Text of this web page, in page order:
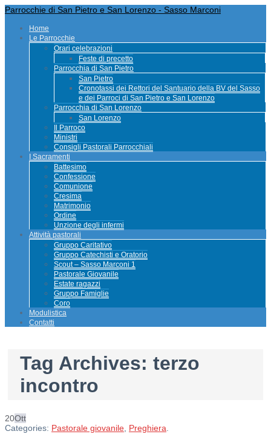
Parrocchie di San Pietro e San Lorenzo - Sasso Marconi
Home
Le Parrocchie
Orari celebrazioni
Feste di precetto
Parrocchia di San Pietro
San Pietro
Cronotassi dei Rettori del Santuario della BV del Sasso
e dei Parroci di San Pietro e San Lorenzo
Parrocchia di San Lorenzo
San Lorenzo
Il Parroco
Ministri
Consigli Pastorali Parrocchiali
I Sacramenti
Battesimo
Confessione
Comunione
Cresima
Matrimonio
Ordine
Unzione degli infermi
Attività pastorali
Gruppo Caritativo
Gruppo Catechisti e Oratorio
Scout – Sasso Marconi 1
Pastorale Giovanile
Estate ragazzi
Gruppo Famiglie
Coro
Modulistica
Contatti
Tag Archives: terzo
incontro
20Ott
Categories: Pastorale giovanile Preghiera